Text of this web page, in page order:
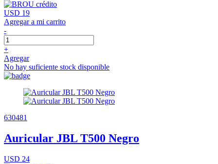
USD 19
Agregar a mi carrito
-
+
Agregar
No hay suficiente stock disponible
630481
Auricular JBL T500 Negro
USD 24